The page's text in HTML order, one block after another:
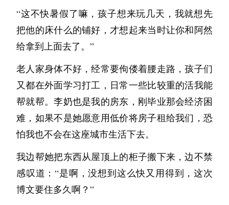
三月多公园的花开了，我提议去的赏花。野餐布
铺在一个少人的角落，我们并排坐了一会。繁花
飘下时她应该很兴奋，但是此刻沉默了很久，于
是我只能先开口：“你最近好像没怎么去出版
社，是发生什么事情了吗？”
“没有啊。只是最近忙着和几个好久没来往的朋
友联络。”
“写作圈的？”
“不是，他们和这些没关系。”
自那开始我心底就有一股浮躁不安的怪异感觉，
一种潜伏在水面之下的汹涌。
“等会要去书店吗？很久没买新书了。”
会有人知道我是为什么跳的？
然后我就害怕了。不是因为跳下去会疼，是因为
我想了这件事之后，第二天那些人还是在吃饭、
说话、发呆。好像什么都没发生过。
我不知道我写了什么。反正写完了。你不要笑
我。胖橘在旁边睡觉，它的肚子一起一伏的。我
该去帮忙洗碗了。
再见
信纸是旅行笔记本上撕下来的一页，边缘整齐，
带有一道对折的压痕，字迹工整但不拘谨。邮戳
上的地名，小女孩从未听说过。
来，砸碎的是一层纸糊的体面。
从前我一直觉得，人应当像没有明天一样经历今
天，死亡是追着每个人的敕令，没有人知道今天
会不会是最后一天。如今我头一次漫步在街头，
什么事都不管，心想，或许人也不一定非要过得
像没有明天一样，毕竟，明天大概率你是死不掉
的。
母亲说，我最近脾气有些暴躁了；我时常会莫名
其妙地想要呕吐和胃疼。
我知道这是正常的——我知道，一切都会过去
的。我的生活依然正常，无波无澜，按部就班。
我已经做得很好了。我没有错。
“这不快暑假了嘛，孩子想来玩几天，我就想先
把他的床什么的铺好，才想起来当时让你和阿然
给拿到上面去了。”
老人家身体不好，经常要佝偻着腰走路，孩子们
又都在外面学习打工，日常一些比较重的活我能
帮就帮。李奶也是我的房东，刚毕业那会经济困
难，如果不是她愿意用低价将房子租给我们，恐
怕我也不会在这座城市生活下去。
我边帮她把东西从屋顶上的柜子搬下来，边不禁
感叹道：“是啊，没想到这么快又用得到，这次
博文要住多久啊？”